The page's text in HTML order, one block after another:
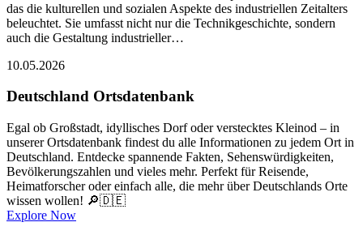
das die kulturellen und sozialen Aspekte des industriellen Zeitalters
beleuchtet. Sie umfasst nicht nur die Technikgeschichte, sondern
auch die Gestaltung industrieller…
10.05.2026
Deutschland Ortsdatenbank
Egal ob Großstadt, idyllisches Dorf oder verstecktes Kleinod – in
unserer Ortsdatenbank findest du alle Informationen zu jedem Ort in
Deutschland. Entdecke spannende Fakten, Sehenswürdigkeiten,
Bevölkerungszahlen und vieles mehr. Perfekt für Reisende,
Heimatforscher oder einfach alle, die mehr über Deutschlands Orte
wissen wollen! 🔎🇩🇪
Explore Now